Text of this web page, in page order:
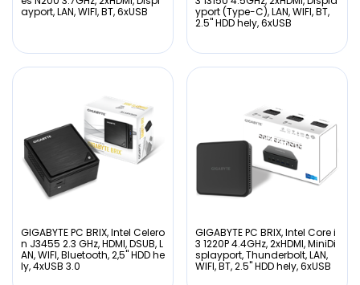
ayport, LAN, WIFI, BT, 6xUSB
yport (Type-C), LAN, WIFI, BT,
2.5" HDD hely, 6xUSB
GIGABYTE PC BRIX, Intel Celero
n J3455 2.3 GHz, HDMI, DSUB, L
AN, WIFI, Bluetooth, 2,5" HDD he
ly, 4xUSB 3.0
GIGABYTE PC BRIX, Intel Core i
3 1220P 4.4GHz, 2xHDMI, MiniDi
splayport, Thunderbolt, LAN,
WIFI, BT, 2.5" HDD hely, 6xUSB